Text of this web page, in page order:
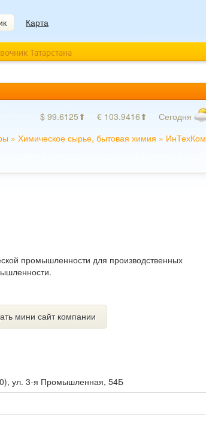
Карта
Татарстана
$ 99.6125⬆ € 103.9416⬆ Сегодня
» Химическое сырье, бытовая химия » ИнТехКом
промышленности для производственных
мини сайт компании
), ул. 3-я Промышленная, 54Б